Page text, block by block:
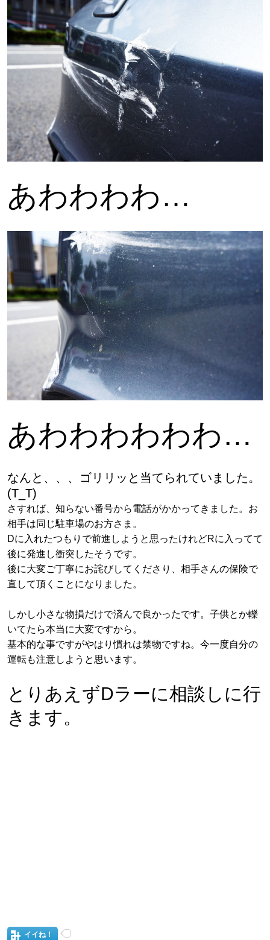
あわわわわ…
あわわわわわわ…
なんと、、、ゴリリッと当てられていました。
(T_T)
さすれば、知らない番号から電話がかかってきました。お
相手は同じ駐車場のお方さま。
Dに入れたつもりで前進しようと思ったけれどRに入ってて
後に発進し衝突したそうです。
後に大変ご丁寧にお詫びしてくださり、相手さんの保険で
直して頂くことになりました。
しかし小さな物損だけで済んで良かったです。子供とか轢
いてたら本当に大変ですから。
基本的な事ですがやはり慣れは禁物ですね。今一度自分の
運転も注意しようと思います。
とりあえずDラーに相談しに行
きます。
イイね！